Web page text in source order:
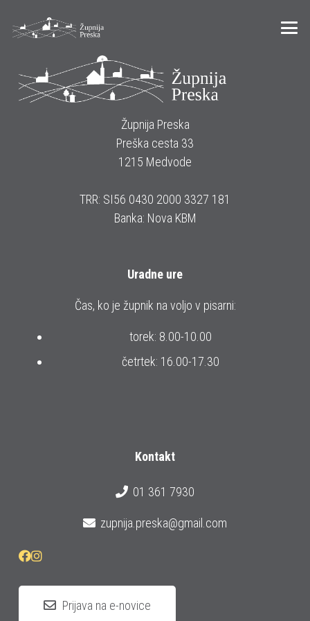
Župnija Preska
Preška cesta 33
1215 Medvode
TRR: SI56 0430 2000 3327 181
Banka: Nova KBM
Uradne ure
Čas, ko je župnik na voljo v pisarni:
torek: 8.00-10.00
četrtek: 16.00-17.30
Kontakt
01 361 7930
zupnija.preska@gmail.com
Prijava na e-novice